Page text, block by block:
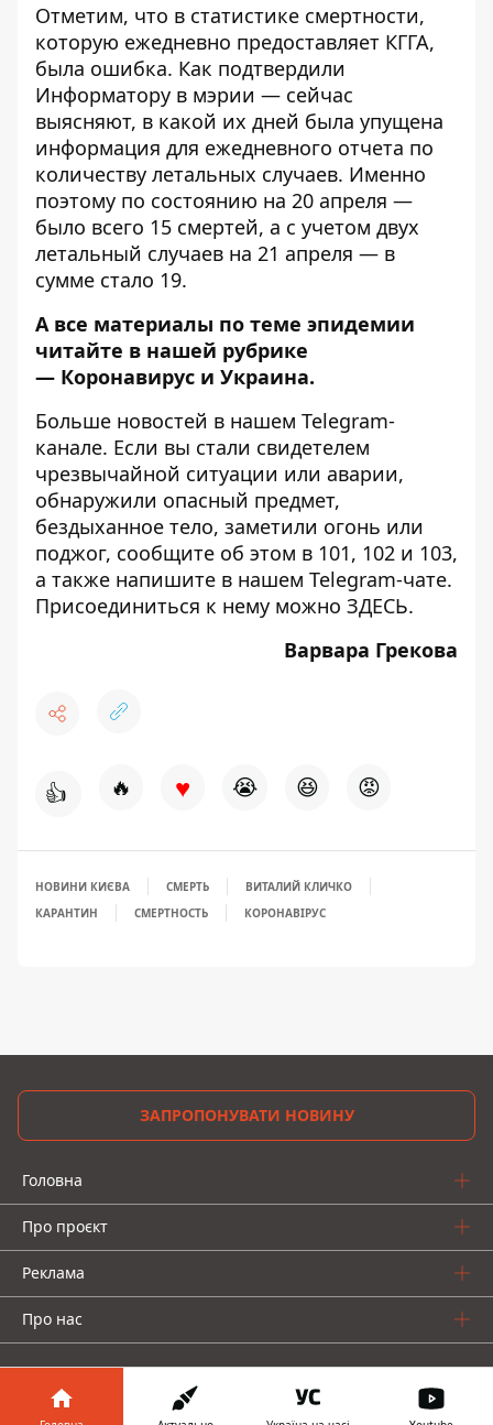
Отметим, что в статистике смертности,
которую ежедневно предоставляет КГГА,
была ошибка. Как подтвердили
Информатору в мэрии — сейчас
выясняют, в какой их дней была упущена
информация для ежедневного отчета по
количеству летальных случаев. Именно
поэтому по состоянию на 20 апреля —
было всего 15 смертей, а с учетом двух
летальный случаев на 21 апреля — в
сумме стало 19.
А все материалы по теме эпидемии
читайте в нашей рубрике
— Коронавирус и Украина.
Больше новостей в нашем Telegram-
канале. Если вы стали свидетелем
чрезвычайной ситуации или аварии,
обнаружили опасный предмет,
бездыханное тело, заметили огонь или
поджог, сообщите об этом в 101, 102 и 103,
а также напишите в нашем Telegram-чате.
Присоединиться к нему можно ЗДЕСЬ.
Варвара Грекова
👍 🔥 ♥ 😭 😆 😡
НОВИНИ КИЄВА СМЕРТЬ
ВИТАЛИЙ КЛИЧКО
КАРАНТИН
СМЕРТНОСТЬ КОРОНАВІРУС
ЗАПРОПОНУВАТИ НОВИНУ
Головна
Про проєкт
Реклама
Про нас